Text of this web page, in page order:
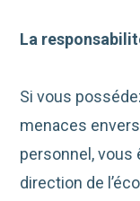
La
Si vous
menaces
personnel, vous
direction de